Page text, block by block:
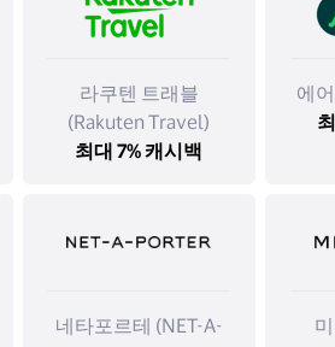
라쿠텐 트래블
(Rakuten Travel)
최대 7% 캐시백
에
네타포르테 (NET-A-